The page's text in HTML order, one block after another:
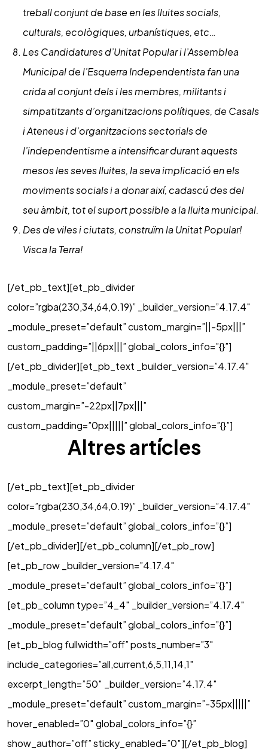
treball conjunt de base en les lluites socials,
culturals, ecològiques, urbanístiques, etc…
Les Candidatures d’Unitat Popular i l’Assemblea
Municipal de l’Esquerra Independentista fan una
crida al conjunt dels i les membres, militants i
simpatitzants d’organitzacions polítiques, de Casals
i Ateneus i d’organitzacions sectorials de
l’independentisme a intensificar durant aquests
mesos les seves lluites, la seva implicació en els
moviments socials i a donar així, cadascú des del
seu àmbit, tot el suport possible a la lluita municipal.
Des de viles i ciutats, construïm la Unitat Popular!
Visca la Terra!
[/et_pb_text][et_pb_divider
color=”rgba(230,34,64,0.19)” _builder_version=”4.17.4″
_module_preset=”default” custom_margin=”||-5px|||”
custom_padding=”||6px|||” global_colors_info=”{}”]
[/et_pb_divider][et_pb_text _builder_version=”4.17.4″
_module_preset=”default”
custom_margin=”-22px||7px|||”
custom_padding=”0px|||||” global_colors_info=”{}”]
Altres artícles
[/et_pb_text][et_pb_divider
color=”rgba(230,34,64,0.19)” _builder_version=”4.17.4″
_module_preset=”default” global_colors_info=”{}”]
[/et_pb_divider][/et_pb_column][/et_pb_row]
[et_pb_row _builder_version=”4.17.4″
_module_preset=”default” global_colors_info=”{}”]
[et_pb_column type=”4_4″ _builder_version=”4.17.4″
_module_preset=”default” global_colors_info=”{}”]
[et_pb_blog fullwidth=”off” posts_number=”3″
include_categories=”all,current,6,5,11,14,1″
excerpt_length=”50″ _builder_version=”4.17.4″
_module_preset=”default” custom_margin=”-35px|||||”
hover_enabled=”0″ global_colors_info=”{}”
show_author=”off” sticky_enabled=”0″][/et_pb_blog]